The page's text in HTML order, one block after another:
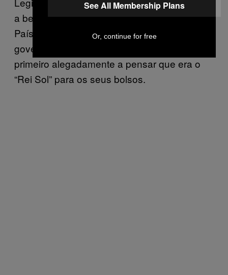
a bem da sanidade mental e financeira do
País. Basta ver o nocivo que foi nos
governos de Sócrates e Cavaco, com o
primeiro alegadamente a pensar que era o
“Rei Sol” para os seus bolsos.
See All Membership Plans
Or, continue for free